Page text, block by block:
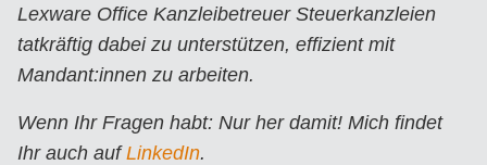
Lexware Office Kanzleibetreuer Steuerkanzleien
tatkräftig dabei zu unterstützen, effizient mit
Mandant:innen zu arbeiten.
Wenn Ihr Fragen habt: Nur her damit! Mich findet
Ihr auch aufLinkedIn.